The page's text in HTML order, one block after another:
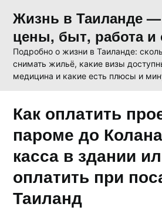
content
Жизнь в Таиланде —
цены, быт, работа и
Подробно о жизни в Таиланде:
снимать жильё, какие визы
медицина и какие есть плюсы и
Как оплатить
пароме до
касса в здании
оплатить при
Таиланд